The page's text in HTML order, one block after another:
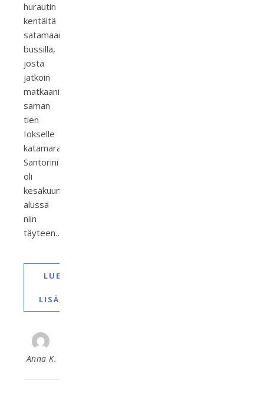
hurautin
kentältä
satamaan
bussilla,
josta
jatkoin
matkaani
saman
tien
Iokselle
katamaraanilla.
Santorini
oli
kesäkuun
alussa
niin
täyteen…
LUE
LISÄÄ
Anna K.